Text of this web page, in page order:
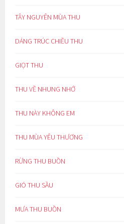
TÂY NGUYÊN MÙA THU
DÁNG TRÚC CHIỀU THU
GIỌT THU
THU VỀ NHUNG NHỚ
THU NÀY KHÔNG EM
THU MÙA YÊU THƯƠNG
RỪNG THU BUỒN
GIÓ THU SẦU
MƯA THU BUỒN